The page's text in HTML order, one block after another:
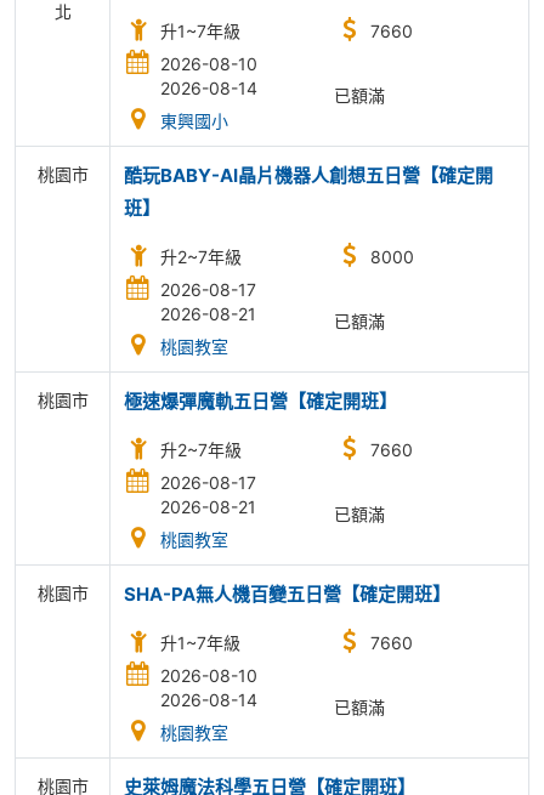
北
升1~7年級
2026-08-10
2026-08-14
東興國小
7660
已額滿
桃園市
酷玩BABY-AI晶片機器人創想五日營【確定開
班】
升2~7年級
2026-08-17
2026-08-21
桃園教室
8000
已額滿
桃園市 極速爆彈魔軌五日營【確定開班】
升2~7年級
2026-08-17
2026-08-21
桃園教室
7660
已額滿
桃園市 SHA-PA無人機百變五日營【確定開班】
升1~7年級
2026-08-10
2026-08-14
桃園教室
7660
已額滿
桃園市 史萊姆魔法科學五日營【確定開班】